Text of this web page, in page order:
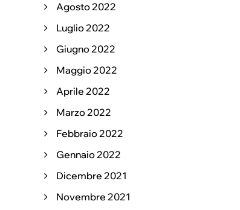
Agosto 2022
Luglio 2022
Giugno 2022
Maggio 2022
Aprile 2022
Marzo 2022
Febbraio 2022
Gennaio 2022
Dicembre 2021
Novembre 2021